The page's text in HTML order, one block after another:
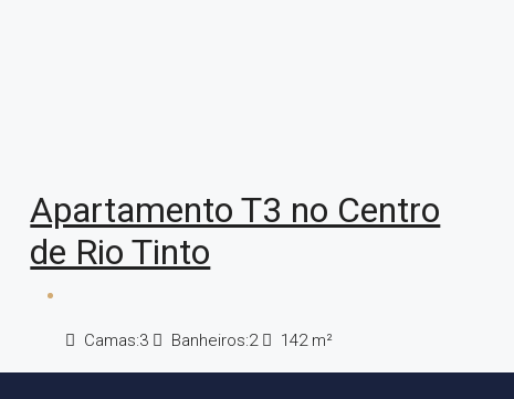
Apartamento T3 no Centro
de Rio Tinto
Camas:3 Banheiros:2 142 m²